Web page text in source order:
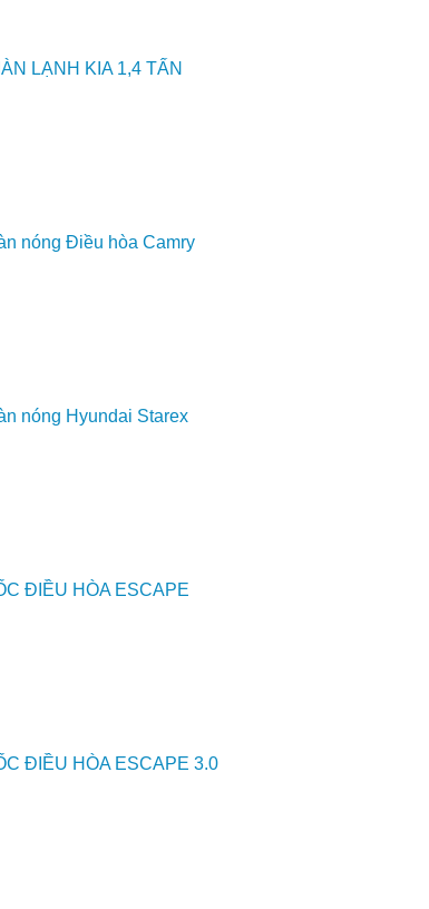
LẠNH KIA 1,4 TẤN
nóng Điều hòa Camry
nóng Hyundai Starex
ĐIỀU HÒA ESCAPE
ĐIỀU HÒA ESCAPE 3.0